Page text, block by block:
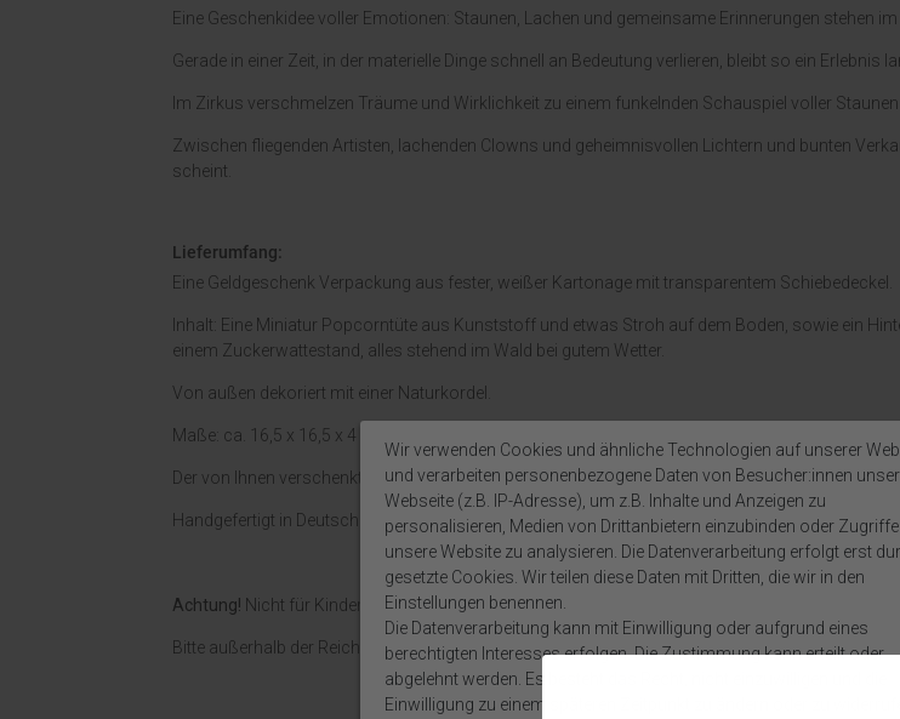
Eine Geschenkidee voller Emotionen: Staunen, Lachen und gemeinsame Erinnerungen stehen im
Gerade in einer Zeit, in der materielle Dinge schnell an Bedeutung verlieren, bleibt so ein Erlebnis
Im Zirkus verschmelzen Träume und Wirklichkeit zu einem funkelnden Schauspiel voller Staunen
Zwischen fliegenden Artisten, lachenden Clowns und geheimnisvollen Lichtern und bunten
scheint.
Lieferumfang:
Eine Geldgeschenk Verpackung aus fester, weißer Kartonage mit transparentem Schiebedeckel.
Inhalt: Eine Miniatur Popcorntüte aus Kunststoff und etwas Stroh auf dem Boden, sowie ein
einem Zuckerwattestand, alles stehend im Wald bei gutem Wetter.
Von außen dekoriert mit einer Naturkordel.
Maße: ca. 16,5 x 16,5 x 4 cm.
Der von Ihnen verschenkte Geldschein wird einfach gefaltet und mit der Holzklammer befestigt.
Handgefertigt in Deutschland von ZauberDeko.
Achtung! Nicht für Kinder unter 36 Monaten geeignet wegen verschluckbarer Kleinteile.
Bitte außerhalb der Reichweite von Kindern aufbewahren.
Wir verwenden Cookies und ähnliche Technologien auf unserer
und verarbeiten personenbezogene Daten von Besucher:innen
Webseite (z.B. IP-Adresse), um z.B. Inhalte und Anzeigen zu
personalisieren, Medien von Drittanbietern einzubinden oder
unsere Website zu analysieren. Die Datenverarbeitung erfolgt erst
gesetzte Cookies. Wir teilen diese Daten mit Dritten, die wir in den
Einstellungen benennen.
Die Datenverarbeitung kann mit Einwilligung oder aufgrund eines
berechtigten Interesses erfolgen. Die Zustimmung kann erteilt oder
abgelehnt werden. Es besteht das Recht, nicht einzuwilligen und die
Einwilligung zu einem späteren Zeitpunkt zu ändern oder zu